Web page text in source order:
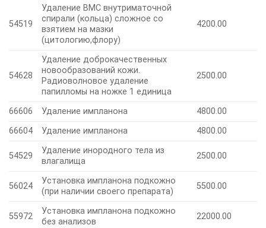
54519
Удаление ВМС внутриматочной
спирали (кольца) сложное со
взятием на мазки
(цитологию,флору)
4200.00
54628
Удаление доброкачественных
новообразований кожи.
Радиоволновое удаление
папилломы на ножке 1 единица
2500.00
66606 Удаление импланона
4800.00
66604
Удаление импланона 4800.00
54529
Удаление инородного тела из
влагалища
2500.00
56024
Установка импланона подкожно
(при наличии своего препарата)
5500.00
55972
Установка импланона подкожно
без анализов
22000.00